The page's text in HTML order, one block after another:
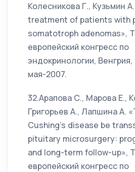
Колесникова Г., Кузьмин
treatment of patients with
somatotroph adenomas»,
европейский конгресс по
эндокринологии,
мая-2007.
32.Арапова С., Марова Е.,
Григорьев А., Лапшина А.
Cushing’s disease be
pituitary microsurgery:
and long-term follow-up»,
европейский конгресс по